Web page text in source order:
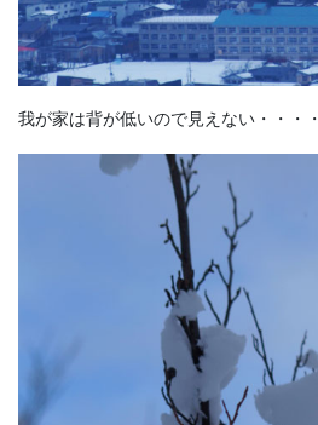
我が家は背が低いので見えない・・・・